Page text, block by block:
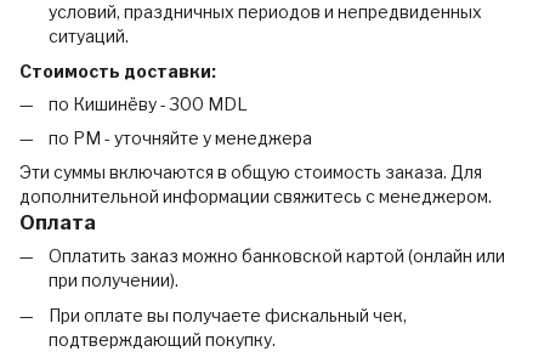
условий, праздничных периодов и непредвиденных
ситуаций.
Стоимость доставки:
по Кишинёву - 300 MDL
по РМ - уточняйте у менеджера
Эти суммы включаются в общую стоимость заказа. Для
дополнительной информации свяжитесь с менеджером.
Оплата
Оплатить заказ можно банковской картой (онлайн или
при получении).
При оплате вы получаете фискальный чек,
подтверждающий покупку.